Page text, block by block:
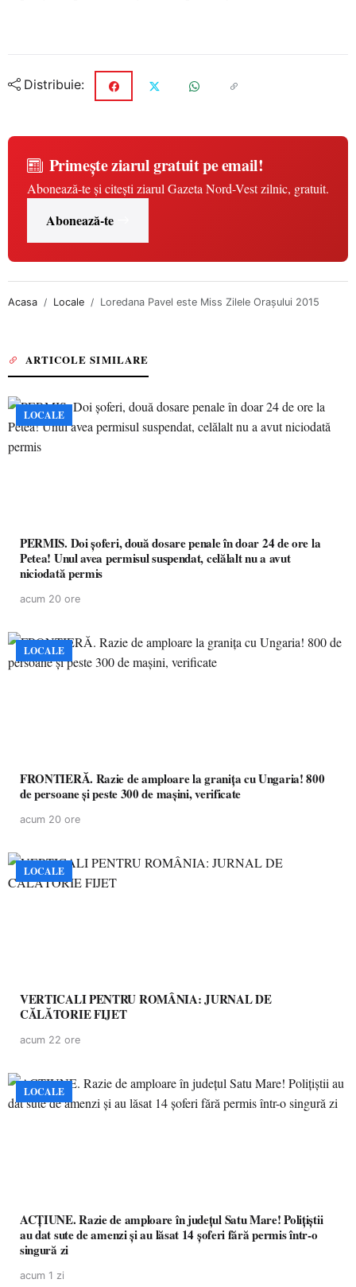
Distribuie:
Primește ziarul gratuit pe email!
Abonează-te și citești ziarul Gazeta Nord-Vest zilnic, gratuit.
Abonează-te
Acasa Locale Loredana Pavel este Miss Zilele Oraşului 2015
ARTICOLE SIMILARE
LOCALE
PERMIS. Doi șoferi, două dosare penale în doar 24 de ore la
Petea! Unul avea permisul suspendat, celălalt nu a avut
niciodată permis
acum 20 ore
LOCALE
FRONTIERĂ. Razie de amploare la granița cu Ungaria! 800
de persoane și peste 300 de mașini, verificate
acum 20 ore
LOCALE
VERTICALI PENTRU ROMÂNIA: JURNAL DE
CĂLĂTORIE FIJET
acum 22 ore
LOCALE
ACȚIUNE. Razie de amploare în județul Satu Mare! Polițiștii
au dat sute de amenzi și au lăsat 14 șoferi fără permis într-o
singură zi
acum 1 zi